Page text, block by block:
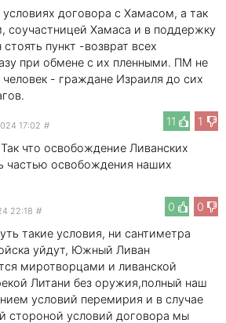
договора с Хамасом, а так
соучастницей Хамаса и в поддержку
пункт -возврат всех
при обмене с их пленными. ПМ не
человек - граждане Израиля до сих
11
1
17:02 #
что освобождение Ливанских
частью освобождения наших
0
0
22:18 #
такие условия, ни сантиметра
уйдут, Южный Ливан
миротворцами и ливанской
Литани без оружия,полный наш
условий перемирия и в случае
стороной условий договора мы